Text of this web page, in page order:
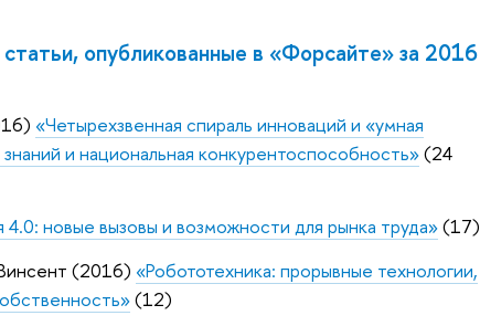
опубликованные в «Форсайте» за 2016
«Четырехзвенная спираль инноваций и «умная
и национальная конкурентоспособность»(24
4.0: новые вызовы и возможности для рынка труда»(17)
(2016) «Робототехника: прорывные технологии,
(12)